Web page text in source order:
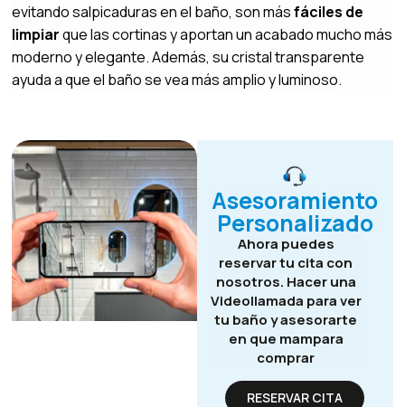
evitando salpicaduras en el baño, son másfáciles de
limpiarque las cortinas y aportan un acabado mucho más
moderno y elegante. Además, su cristal transparente
ayuda a que el baño se vea más amplio y luminoso.
Asesoramiento
Personalizado
Ahora puedes
reservar tu cita con
nosotros. Hacer una
Videollamada para ver
tu baño y asesorarte
en que mampara
comprar
RESERVAR CITA